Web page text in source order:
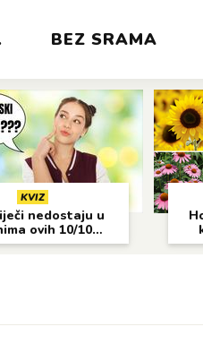
BEZ SRAMA
KVIZ
nedostaju u
ovih 10/10
gradova?